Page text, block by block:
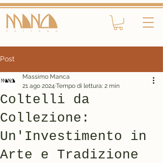
Post
Coltelli da
Collezione:
Un'Investimento in
Arte e Tradizione
Massimo Manca
21 ago 2024 Tempo di lettura: 2 min